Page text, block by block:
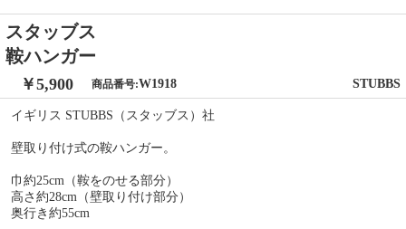
スタッブス
鞍ハンガー
￥5,900 商品番号:W1918 STUBBS
イギリス STUBBS（スタッブス）社
壁取り付け式の鞍ハンガー。
巾約25cm（鞍をのせる部分）
高さ約28cm（壁取り付け部分）
奥行き約55cm